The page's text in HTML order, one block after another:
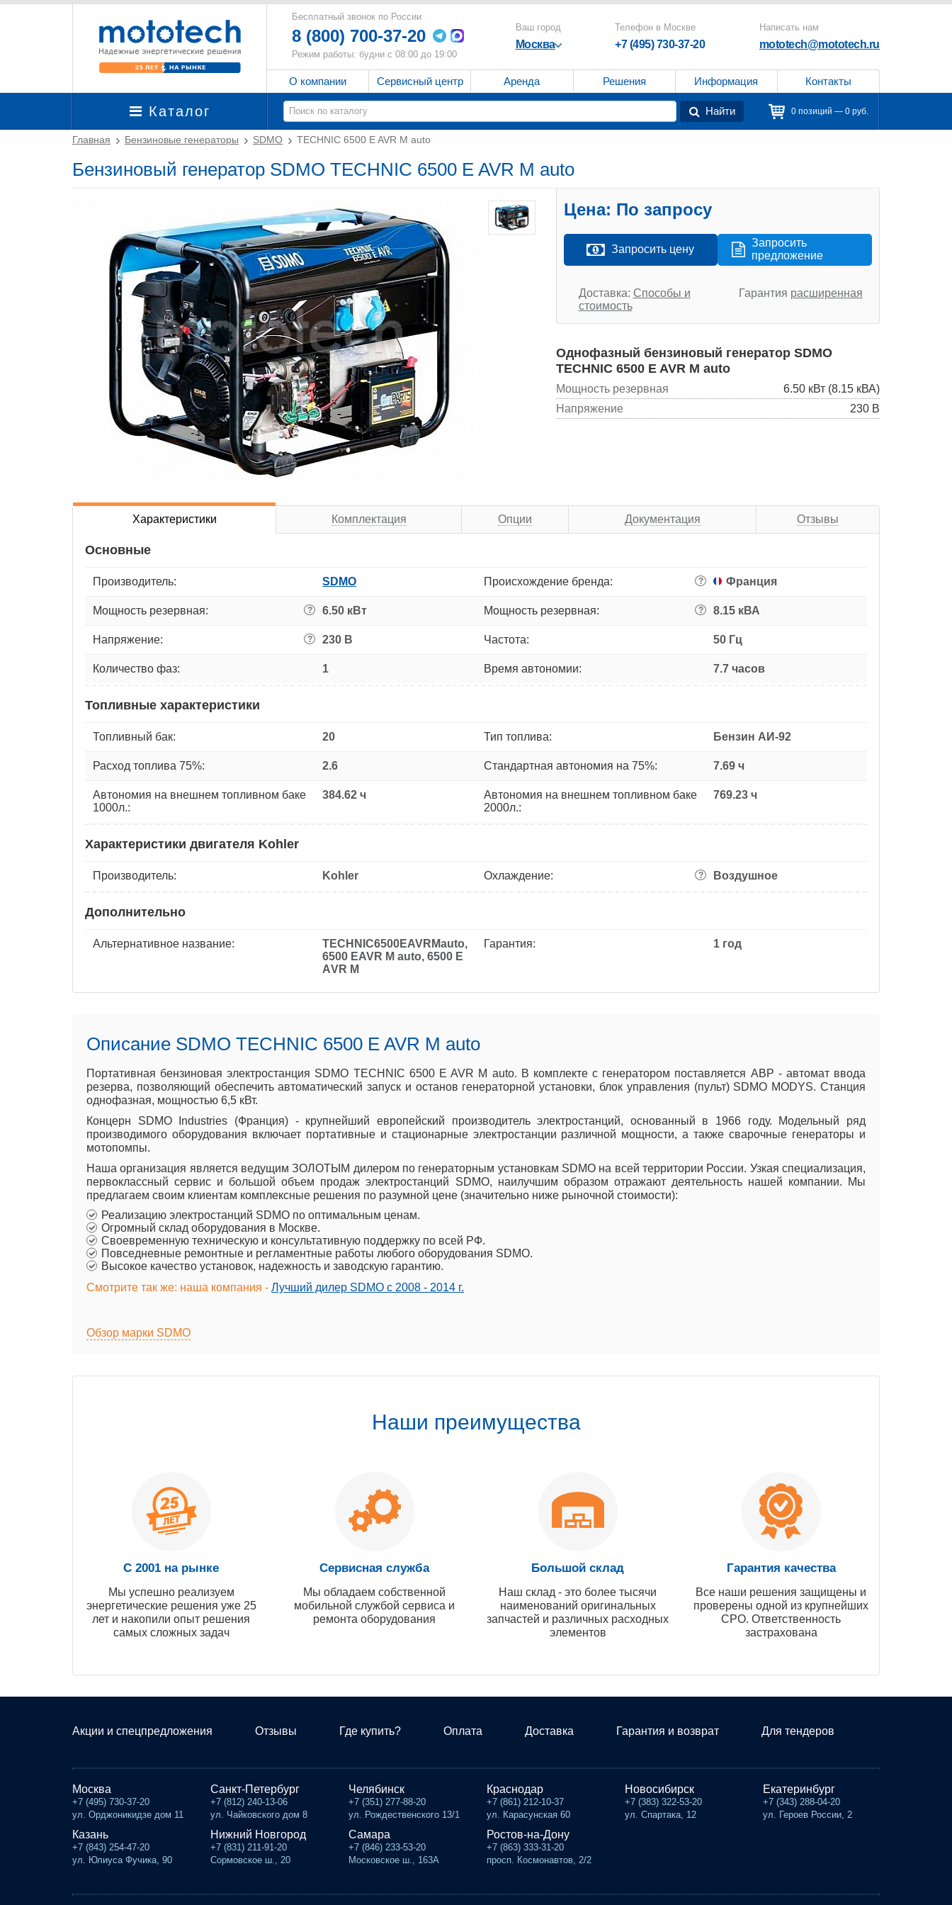
Бесплатный звонок по России
8 (800) 700-37-20
Режим работы: будни с 08:00 до 19:00
Ваш город
Москва
Телефон в Москве
+7 (495) 730-37-20
Написать нам
mototech@mototech.ru
О компании Сервисный центр Аренда Решения Информация Контакты
Каталог Найти 0 позиций — 0 руб.
Главная Бензиновые генераторы SDMO TECHNIC 6500 E AVR M auto
Бензиновый генератор SDMO TECHNIC 6500 E AVR M auto
Цена: По запросу
Запросить цену
Запросить
предложение
Доставка: Способы и
стоимость
Гарантия расширенная
Однофазный бензиновый генератор SDMO
TECHNIC 6500 E AVR M auto
Мощность резервная
6.50 кВт (8.15 кВА)
Напряжение
230 В
Характеристики Комплектация Опции Документация Отзывы
Основные
Производитель: SDMO Происхождение бренда: ? Франция
Мощность резервная: ? 6.50 кВт Мощность резервная: ? 8.15 кВА
Напряжение: ? 230 В Частота: 50 Гц
Количество фаз: 1 Время автономии: 7.7 часов
Топливные характеристики
Топливный бак: 20 Тип топлива: Бензин АИ-92
Расход топлива 75%: 2.6 Стандартная автономия на 75%: 7.69 ч
Автономия на внешнем топливном баке
1000л.:
384.62 ч
Автономия на внешнем топливном баке
2000л.:
769.23 ч
Характеристики двигателя Kohler
Производитель: Kohler Охлаждение: ? Воздушное
Дополнительно
Альтернативное название:
TECHNIC6500EAVRMauto,
6500 EAVR M auto, 6500 Е
АVR М
Гарантия: 1 год
Описание SDMO TECHNIC 6500 E AVR M auto
Портативная бензиновая электростанция SDMO TECHNIC 6500 E AVR M auto. В комплекте с генератором поставляется АВР - автомат ввода
резерва, позволяющий обеспечить автоматический запуск и останов генераторной установки, блок управления (пульт) SDMO MODYS. Станция
однофазная, мощностью 6,5 кВт.
Концерн SDMO Industries (Франция) - крупнейший европейский производитель электростанций, основанный в 1966 году. Модельный ряд
производимого оборудования включает портативные и стационарные электростанции различной мощности, а также сварочные генераторы и
мотопомпы.
Наша организация является ведущим ЗОЛОТЫМ дилером по генераторным установкам SDMO на всей территории России. Узкая специализация,
первоклассный сервис и большой объем продаж электростанций SDMO, наилучшим образом отражают деятельность нашей компании. Мы
предлагаем своим клиентам комплексные решения по разумной цене (значительно ниже рыночной стоимости):
Реализацию электростанций SDMO по оптимальным ценам.
Огромный склад оборудования в Москве.
Своевременную техническую и консультативную поддержку по всей РФ.
Повседневные ремонтные и регламентные работы любого оборудования SDMO.
Высокое качество установок, надежность и заводскую гарантию.
Смотрите так же: наша компания - Лучший дилер SDMO с 2008 - 2014 г.
Обзор марки SDMO
Наши преимущества
С 2001 на рынке
Мы успешно реализуем
энергетические решения уже 25
лет и накопили опыт решения
самых сложных задач
Сервисная служба
Мы обладаем собственной
мобильной службой сервиса и
ремонта оборудования
Большой склад
Наш склад - это более тысячи
наименований оригинальных
запчастей и различных расходных
элементов
Гарантия качества
Все наши решения защищены и
проверены одной из крупнейших
СРО. Ответственность
застрахована
Акции и спецпредложения Отзывы Где купить? Оплата Доставка Гарантия и возврат Для тендеров
Москва
+7 (495) 730-37-20
ул. Орджоникидзе дом 11
Санкт-Петербург
+7 (812) 240-13-06
ул. Чайковского дом 8
Челябинск
+7 (351) 277-88-20
ул. Рождественского 13/1
Краснодар
+7 (861) 212-10-37
ул. Карасунская 60
Новосибирск
+7 (383) 322-53-20
ул. Спартака, 12
Екатеринбург
+7 (343) 288-04-20
ул. Героев России, 2
Казань
+7 (843) 254-47-20
ул. Юлиуса Фучика, 90
Нижний Новгород
+7 (831) 211-91-20
Сормовское ш., 20
Самара
+7 (846) 233-53-20
Московское ш., 163А
Ростов-на-Дону
+7 (863) 333-31-20
просп. Космонавтов, 2/2